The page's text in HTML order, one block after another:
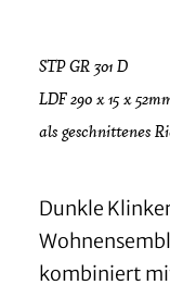
STP GR 301 D
LDF 290 x 15 x
als geschnittenes
Dunkle
kombiniert